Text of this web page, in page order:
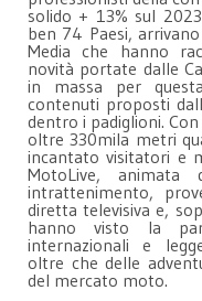
solido + 13% sul
ben 74 Paesi,
Media che hanno
novità portate dalle
in massa per
contenuti proposti
dentro i padiglioni.
oltre 330mila metri
incantato visitatori e
MotoLive, animata
intrattenimento,
diretta televisiva e,
hanno visto la
internazionali e
oltre che delle
del mercato moto.